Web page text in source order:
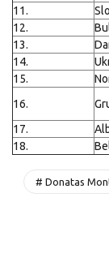
11.
12.
13.
14.
15.
16.
17.
18.
# Donatas